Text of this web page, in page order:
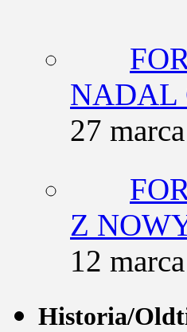
NADAL
27
Z
12
Historia/